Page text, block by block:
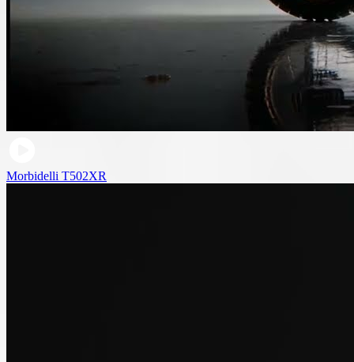
Morbidelli T502XR